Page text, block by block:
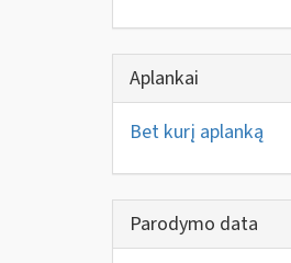
Aplankai
Bet kurį aplanką
Parodymo data